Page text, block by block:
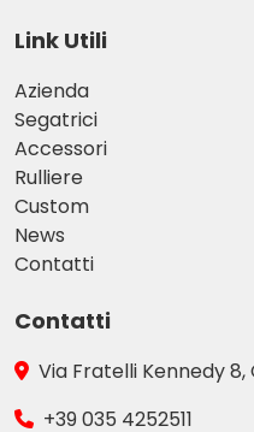
Link Utili
Azienda
Segatrici
Accessori
Rulliere
Custom
News
Contatti
Contatti
Via Fratelli Kennedy
+39 035 4252511